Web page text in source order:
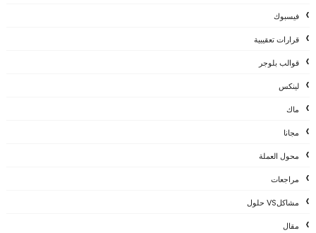
فيسبوك
قرارات تعقيبية
قوالب بلوجر
لينكس
ماك
مجانا
محول العملة
مراجعات
مشاكلVS حلول
مقال